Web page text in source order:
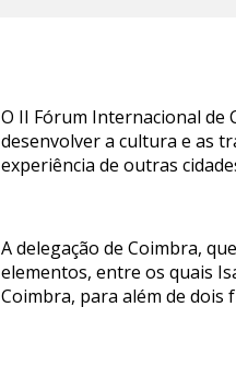
O II Fórum Internacional de
desenvolver a cultura e as
experiência de outras
A delegação de Coimbra,
elementos, entre os quais
Coimbra, para além de dois